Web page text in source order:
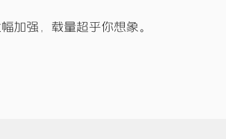
加强，载量超乎你想象。